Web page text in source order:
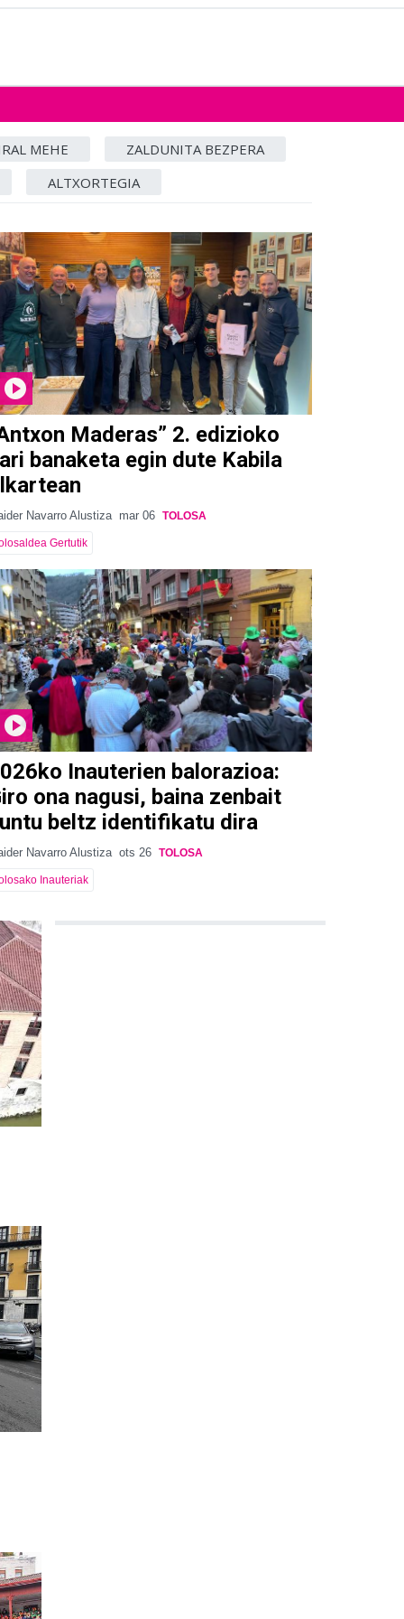
MEHE
ZALDUNITA BEZPERA
ALTXORTEGIA
Maderas” 2. edizioko
banaketa egin dute Kabila
Navarro Alustiza mar 06 TOLOSA
Gertutik
Inauterien balorazioa:
ona nagusi, baina zenbait
beltz identifikatu dira
Navarro Alustiza ots 26 TOLOSA
Inauteriak